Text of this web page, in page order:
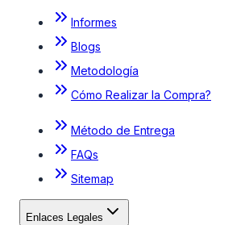
Informes
Blogs
Metodología
Cómo Realizar la Compra?
Método de Entrega
FAQs
Sitemap
Enlaces Legales